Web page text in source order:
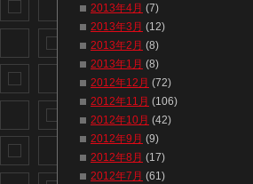
2013年4月 (7)
2013年3月 (12)
2013年2月 (8)
2013年1月 (8)
2012年12月 (72)
2012年11月 (106)
2012年10月 (42)
2012年9月 (9)
2012年8月 (17)
2012年7月 (61)